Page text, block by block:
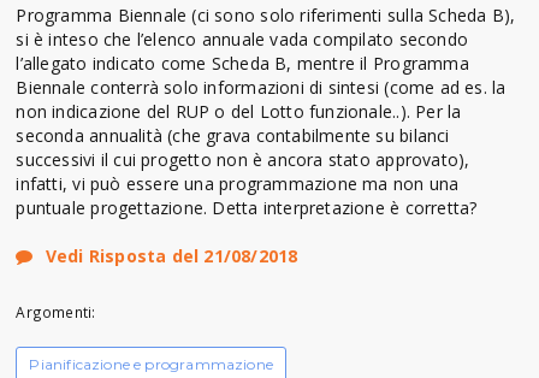
Programma Biennale (ci sono solo riferimenti sulla Scheda B),
si è inteso che l’elenco annuale vada compilato secondo
l’allegato indicato come Scheda B, mentre il Programma
Biennale conterrà solo informazioni di sintesi (come ad es. la
non indicazione del RUP o del Lotto funzionale..). Per la
seconda annualità (che grava contabilmente su bilanci
successivi il cui progetto non è ancora stato approvato),
infatti, vi può essere una programmazione ma non una
puntuale progettazione. Detta interpretazione è corretta?
Vedi Risposta del 21/08/2018
Argomenti:
Pianificazione e programmazione